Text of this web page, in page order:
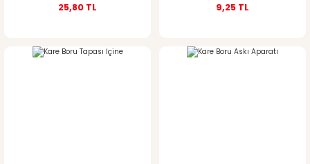
25,80 TL 9,25 TL